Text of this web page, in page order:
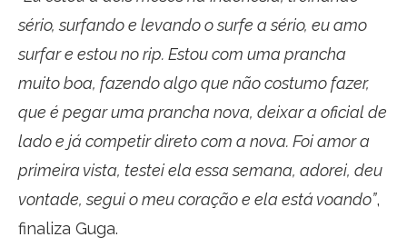
sério, surfando e levando o surfe a sério, eu amo
surfar e estou no rip. Estou com uma prancha
muito boa, fazendo algo que não costumo fazer,
que é pegar uma prancha nova, deixar a oficial de
lado e já competir direto com a nova. Foi amor a
primeira vista, testei ela essa semana, adorei, deu
vontade, segui o meu coração e ela está voando”,
finaliza Guga.